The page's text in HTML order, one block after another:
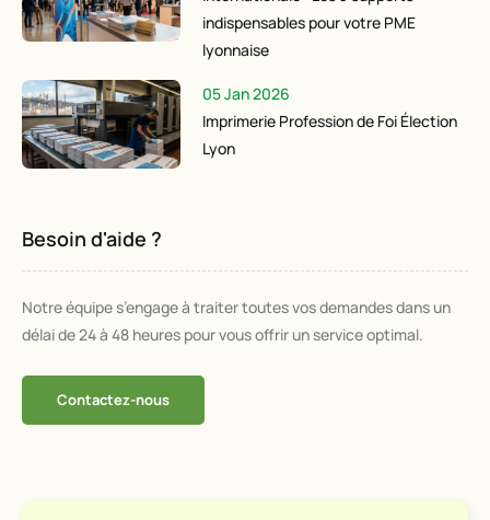
indispensables pour votre PME
lyonnaise
05 Jan 2026
Imprimerie Profession de Foi Élection
Lyon
Besoin d'aide ?
Notre équipe s’engage à traiter toutes vos demandes dans un
délai de 24 à 48 heures pour vous offrir un service optimal.
Contactez-nous